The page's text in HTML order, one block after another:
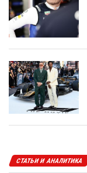
СТАТЬИ И АНАЛИТИКА